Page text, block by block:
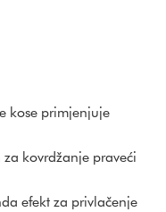
kose primjenjuje
kovrdžanje praveći
efekt za privlačenje